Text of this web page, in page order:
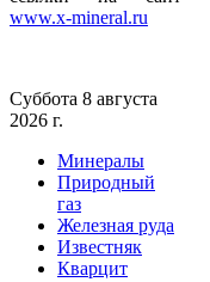
www.x-mineral.ru
Суббота 8 августа
2026 г.
Минералы
Природный
газ
Железная руда
Известняк
Кварцит